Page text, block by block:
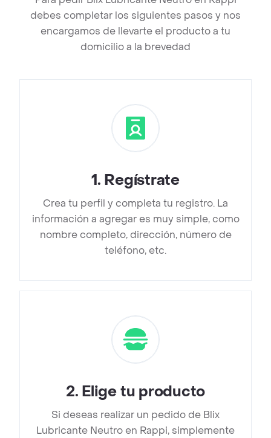
debes completar los siguientes pasos y nos
encargamos de llevarte el producto a tu
domicilio a la brevedad
1. Regístrate
Crea tu perfil y completa tu registro. La
información a agregar es muy simple, como
nombre completo, dirección, número de
teléfono, etc.
2. Elige tu producto
Si deseas realizar un pedido de Blix
Lubricante Neutro en Rappi, simplemente